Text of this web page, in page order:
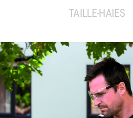
TAILLE-HAIES